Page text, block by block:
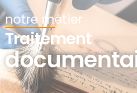
notre métier
Traitement